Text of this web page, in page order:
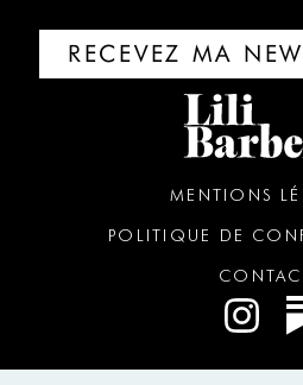
RECEVEZ MA
MENTIONS
POLITIQUE DE